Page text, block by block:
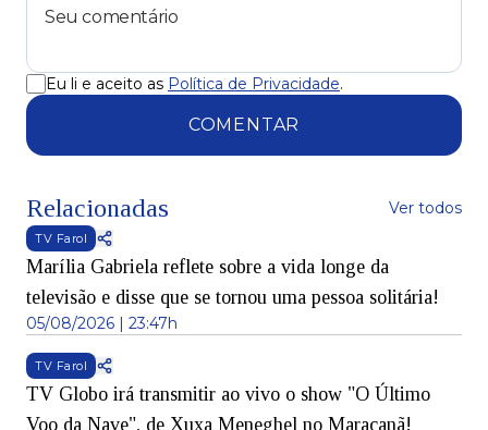
Eu li e aceito as Política de Privacidade.
COMENTAR
Relacionadas Ver todos
TV Farol
Marília Gabriela reflete sobre a vida longe da
televisão e disse que se tornou uma pessoa solitária!
05/08/2026 | 23:47h
TV Farol
TV Globo irá transmitir ao vivo o show "O Último
Voo da Nave", de Xuxa Meneghel no Maracanã!